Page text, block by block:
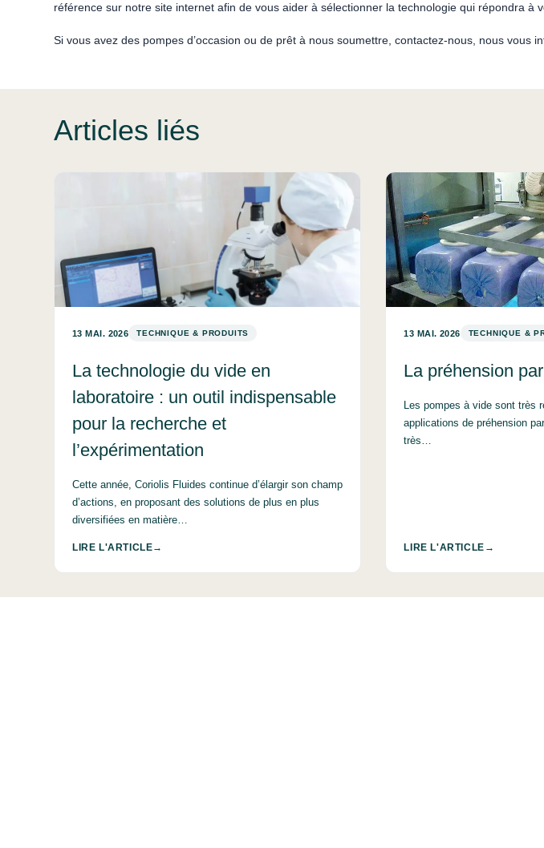
référence sur notre site internet afin de vous aider à sélectionner la technologie qui répondra à
Si vous avez des pompes d’occasion ou de prêt à nous soumettre, contactez-nous, nous vous
Articles liés
13 MAI. 2026 TECHNIQUE & PRODUITS
La technologie du vide en
laboratoire : un outil indispensable
pour la recherche et
l’expérimentation
Cette année, Coriolis Fluides continue d’élargir son champ
d’actions, en proposant des solutions de plus en plus
diversifiées en matière…
LIRE L'ARTICLE
13 MAI. 2026 TECHNIQUE &
La préhension
Les pompes à vide sont très
applications de préhension
très…
LIRE L'ARTICLE